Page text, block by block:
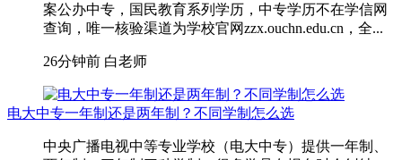
案公办中专，国民教育系列学历，中专学历不在学信网
查询，唯一核验渠道为学校官网zzx.ouchn.edu.cn，全...
26分钟前 白老师
电大中专一年制还是两年制？不同学制怎么选
中央广播电视中等专业学校（电大中专）提供一年制、